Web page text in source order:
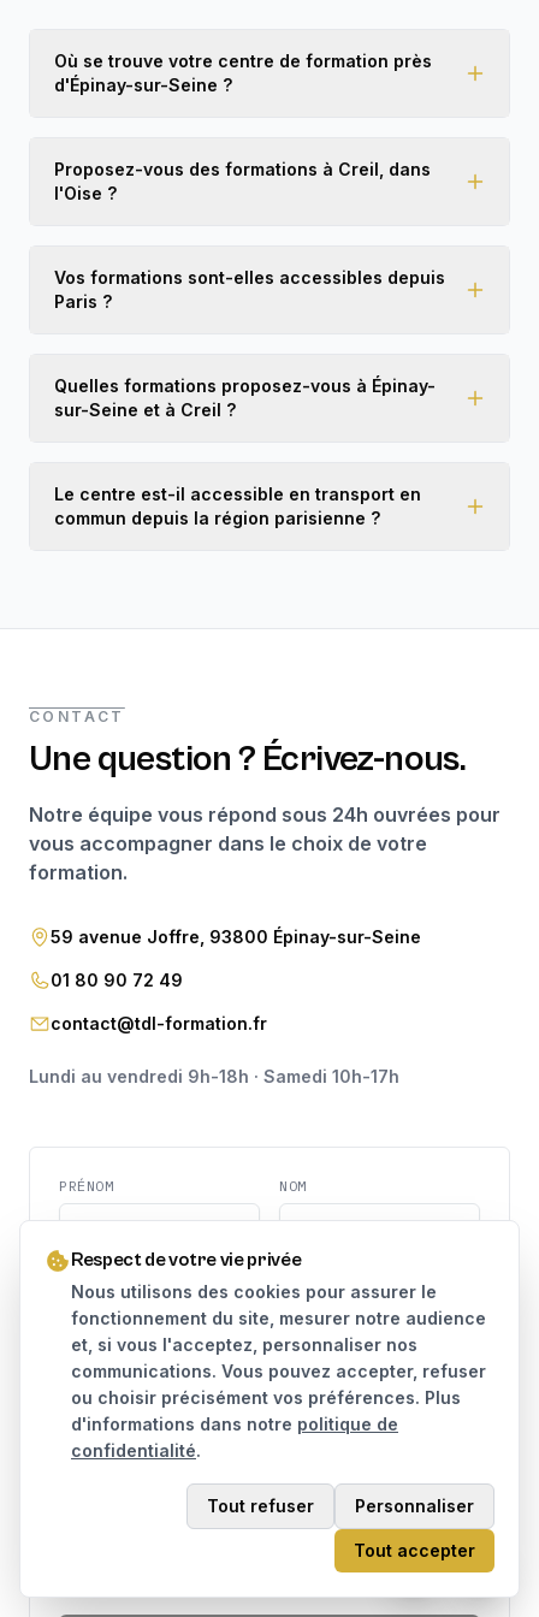
Respect de votre vie privée
Nous utilisons des cookies pour assurer le
fonctionnement du site, mesurer notre audience
et, si vous l'acceptez, personnaliser nos
communications. Vous pouvez accepter, refuser
ou choisir précisément vos préférences. Plus
d'informations dans notre politique de
confidentialité.
Tout refuser Personnaliser
Tout accepter
sérieuse et de qualité ! 🚖👏
Où se trouve votre centre de formation près
d'Épinay-sur-Seine ?
Proposez-vous des formations à Creil, dans
l'Oise ?
Vos formations sont-elles accessibles depuis
Paris ?
Quelles formations proposez-vous à Épinay-
sur-Seine et à Creil ?
Le centre est-il accessible en transport en
commun depuis la région parisienne ?
CONTACT
Une question ? Écrivez-nous.
Notre équipe vous répond sous 24h ouvrées pour
vous accompagner dans le choix de votre
formation.
59 avenue Joffre, 93800 Épinay-sur-Seine
01 80 90 72 49
contact@tdl-formation.fr
Lundi au vendredi 9h-18h · Samedi 10h-17h
PRÉNOM NOM
TÉLÉPHONE
MESSAGE
J'accepte que mes données soient utilisées pour traiter
politique de